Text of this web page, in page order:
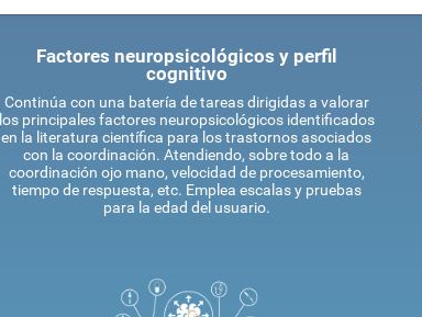
Factores neuropsicológicos y perfil
cognitivo
Continúa con una batería de tareas dirigidas a valorar
los principales factores neuropsicológicos identificados
en la literatura científica para los trastornos asociados
con la coordinación. Atendiendo, sobre todo a la
coordinación ojo mano, velocidad de procesamiento,
tiempo de respuesta, etc. Emplea escalas y pruebas
para la edad del usuario.